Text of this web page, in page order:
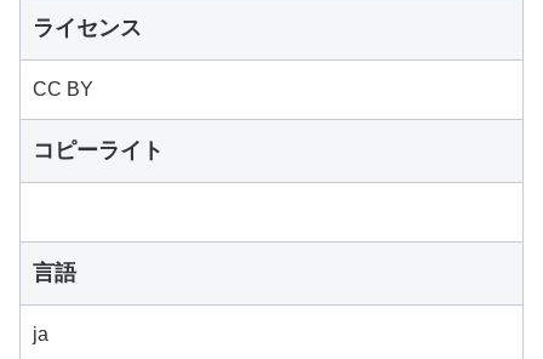
ライセンス
CC BY
コピーライト
言語
ja